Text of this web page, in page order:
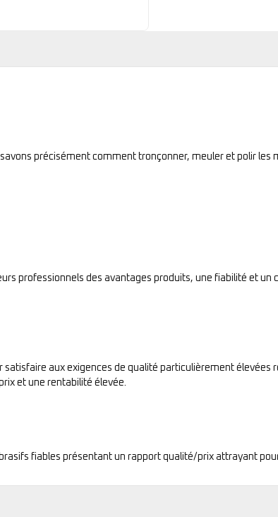
précisément comment tronçonner, meuler et polir les
professionnels des avantages produits, une fiabilité et
satisfaire aux exigences de qualité particulièrement élevées
et une rentabilité élevée.
fiables présentant un rapport qualité/prix attrayant